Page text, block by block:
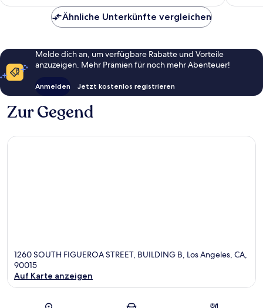
Ähnliche Unterkünfte vergleichen
Melde dich an, um verfügbare Rabatte und Vorteile
anzuzeigen. Mehr Prämien für noch mehr Abenteuer!
Anmelden Jetzt kostenlos registrieren
Zur Gegend
1260 SOUTH FIGUEROA STREET, BUILDING B, Los Angeles, CA,
90015
Auf Karte anzeigen